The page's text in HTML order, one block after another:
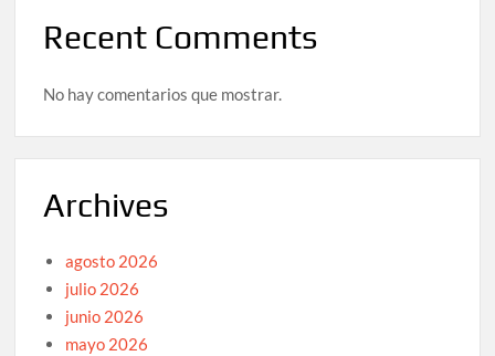
Recent Comments
No hay comentarios que mostrar.
Archives
agosto 2026
julio 2026
junio 2026
mayo 2026